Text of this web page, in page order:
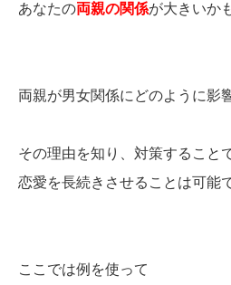
あなたの両親の関係が大きいか
両親が男女関係にどのように影
その理由を知り、対策すること
恋愛を長続きさせることは可能
ここでは例を使って